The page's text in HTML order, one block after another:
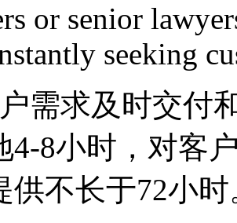
or senior
seeking
需求及时交付
4-8小时，对客
供不长于72小时